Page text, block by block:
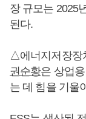
장 규모는 2025
된다.
△에너지저장장
권순황은 상업
는 데 힘을 기울